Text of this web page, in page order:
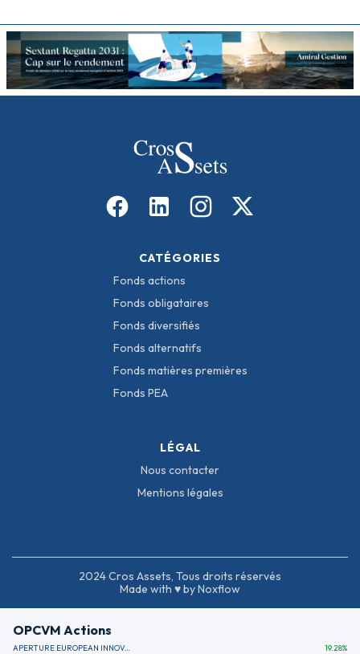
CATÉGORIES
Fonds actions
Fonds obligataires
Fonds diversifiés
Fonds alternatifs
Fonds matières premières
Fonds PEA
LÉGAL
Nous contacter
Mentions légales
2024 Cros Assets, Tous droits réservés
Made with ♥ by Noxflow
OPCVM Actions
APERTURE EUROPEAN INNOVATION 19.28%